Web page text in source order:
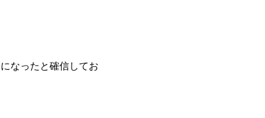
なったと確信してお